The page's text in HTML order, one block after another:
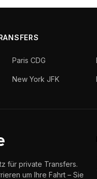
Paris CDG
New York JFK
für private Transfers.
um Ihre Fahrt – Sie